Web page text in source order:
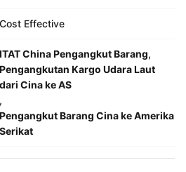
Cost Effective
ITAT China Pengangkut Barang,
Pengangkutan Kargo Udara Laut
dari Cina ke AS
,
Pengangkut Barang Cina ke Amerika
Serikat